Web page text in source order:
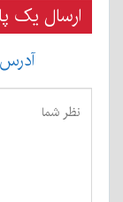
ارسال یک